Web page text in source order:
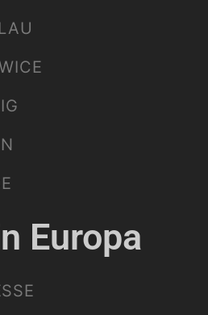
Europa